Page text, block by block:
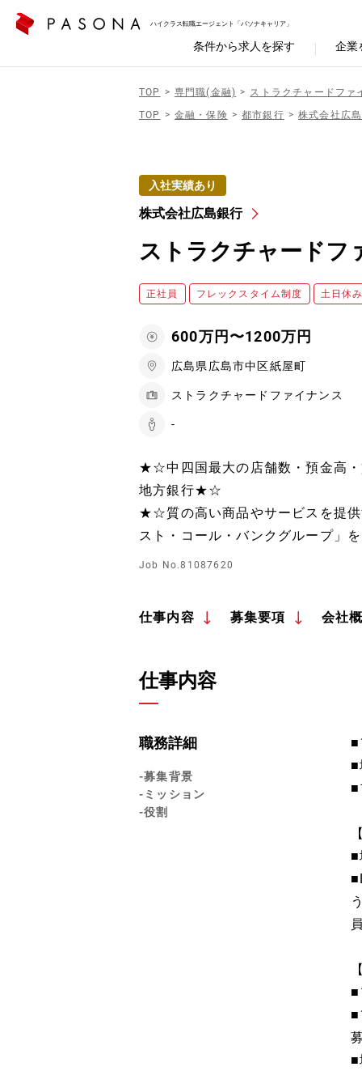
ハイクラス転職エージェント「パソナキャリア」
条件から求人を探す 企業
TOP 専門職(金融)
ストラクチャードファ
TOP
金融・保険 都市銀行 株式会社広
入社実績あり
株式会社広島銀行
ストラクチャードフ
正社員 フレックスタイム制度 土日休
600万円〜1200万円
広島県広島市中区紙屋町
ストラクチャードファイナンス
-
★☆中四国最大の店舗数・預金高・
地方銀行★☆
★☆質の高い商品やサービスを提
スト・コール・バンクグループ」
Job No.81087620
仕事内容 募集要項 会社
仕事内容
職務詳細
-募集背景
-ミッション
-役割
■
■
■
■
■
■
■